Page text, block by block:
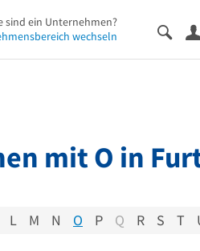
sind ein Unternehmen?
wechseln
mit O in
L M N O P Q R S T